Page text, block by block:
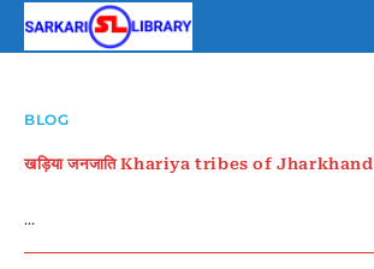
BLOG
खड़िया जनजाति Khariya tribes of Jharkhand
…